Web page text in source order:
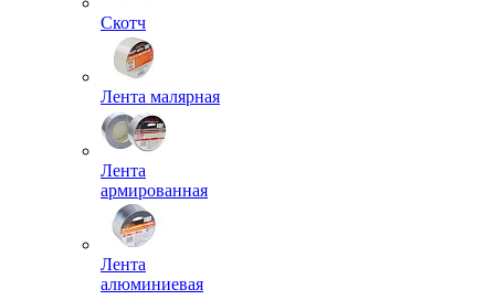
Скотч
Лента малярная
Лента
армированная
Лента
алюминиевая